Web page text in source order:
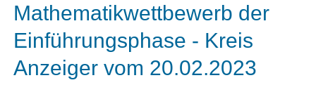
Mathematikwettbewerb der
Einführungsphase - Kreis
Anzeiger vom 20.02.2023